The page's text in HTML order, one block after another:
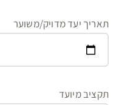
תאריך יעד מדויק/משוער
תקציב מיועד